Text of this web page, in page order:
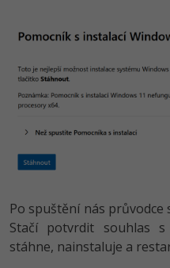
Po spuštění nás průvodce
Stačí potvrdit souhlas
stáhne, nainstaluje a